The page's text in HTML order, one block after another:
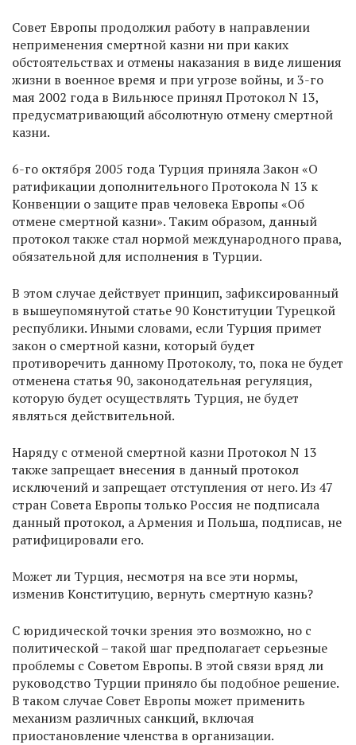
Совет Европы продолжил работу в направлении
неприменения смертной казни ни при каких
обстоятельствах и отмены наказания в виде лишения
жизни в военное время и при угрозе войны, и 3-го
мая 2002 года в Вильнюсе принял Протокол N 13,
предусматривающий абсолютную отмену смертной
казни.
6-го октября 2005 года Турция приняла Закон «О
ратификации дополнительного Протокола N 13 к
Конвенции о защите прав человека Европы «Об
отмене смертной казни». Таким образом, данный
протокол также стал нормой международного права,
обязательной для исполнения в Турции.
В этом случае действует принцип, зафиксированный
в вышеупомянутой статье 90 Конституции Турецкой
республики. Иными словами, если Турция примет
закон о смертной казни, который будет
противоречить данному Протоколу, то, пока не будет
отменена статья 90, законодательная регуляция,
которую будет осуществлять Турция, не будет
являться действительной.
Наряду с отменой смертной казни Протокол N 13
также запрещает внесения в данный протокол
исключений и запрещает отступления от него. Из 47
стран Совета Европы только Россия не подписала
данный протокол, а Армения и Польша, подписав, не
ратифицировали его.
Может ли Турция, несмотря на все эти нормы,
изменив Конституцию, вернуть смертную казнь?
С юридической точки зрения это возможно, но с
политической – такой шаг предполагает серьезные
проблемы с Советом Европы. В этой связи вряд ли
руководство Турции приняло бы подобное решение.
В таком случае Совет Европы может применить
механизм различных санкций, включая
приостановление членства в организации.